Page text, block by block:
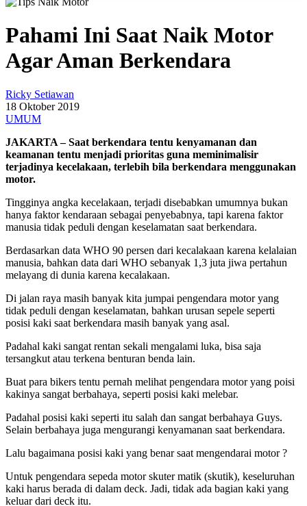
Pahami Ini Saat Naik Motor
Agar Aman Berkendara
Ricky Setiawan
18 Oktober 2019
UMUM
JAKARTA – Saat berkendara tentu kenyamanan dan
keamanan tentu menjadi prioritas guna meminimalisir
terjadinya kecelakaan, terlebih bila berkendara menggunakan
motor.
Tingginya angka kecelakaan, terjadi disebabkan umumnya bukan
hanya faktor kendaraan sebagai penyebabnya, tapi karena faktor
manusia tidak peduli dengan keselamatan saat berkendara.
Berdasarkan data WHO 90 persen dari kecalakaan karena kelalaian
manusia, bahkan data dari WHO sebanyak 1,3 juta jiwa pertahun
melayang di dunia karena kecalakaan.
Di jalan raya masih banyak kita jumpai pengendara motor yang
tidak peduli dengan keselamatan, bahkan urusan sepele seperti
posisi kaki saat berkendara masih banyak yang asal.
Padahal kaki sangat rentan sekali mengalami luka, bisa saja
tersangkut atau terkena benturan benda lain.
Buat para bikers tentu pernah melihat pengendara motor yang poisi
kakinya sangat berbahaya, seperti posisi kaki melebar.
Padahal posisi kaki seperti itu salah dan sangat berbahaya Guys.
Selain berbahaya juga mengurangi kenyamanan saat berkendara.
Lalu bagaimana posisi kaki yang benar saat mengendarai motor ?
Untuk pengendara sepeda motor skuter matik (skutik), keseluruhan
kaki harus berada di dalam deck. Jadi, tidak ada bagian kaki yang
keluar dari deck itu.